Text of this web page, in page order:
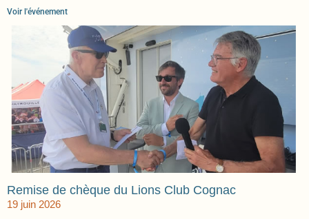
Voir l'événement
Remise de chèque du Lions Club Cognac
19 juin 2026